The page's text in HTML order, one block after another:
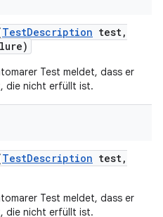
TestDescription test,
Test meldet, dass er
die nicht erfüllt ist.
TestDescription test,
Test meldet, dass er
die nicht erfüllt ist.